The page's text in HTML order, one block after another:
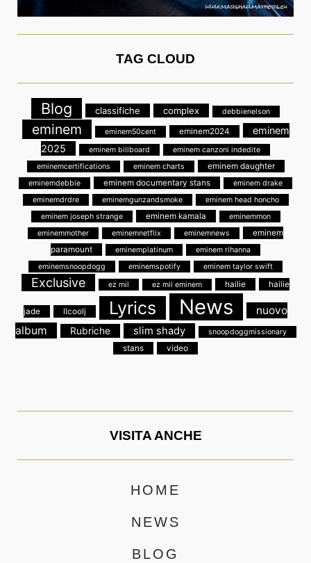
TAG CLOUD
Blog classifiche complex debbienelson
eminem eminem50cent eminem2024
eminem
2025
eminem billboard
eminem canzoni indedite
eminemcertifications
eminem charts eminem daughter
eminemdebbie eminem documentary stans
eminem drake
eminemdrdre
eminemgunzandsmoke
eminem head honcho
eminem joseph strange
eminem kamala
eminemmon
eminemmother
eminemnetflix eminemnews
eminem
paramount
eminemplatinum
eminem rihanna
eminemsnoopdogg
eminemspotify eminem taylor swift
Exclusive ez mil ez mil eminem hailie hailie
jade llcoolj Lyrics News
nuovo
album
Rubriche slim shady snoopdoggmissionary
stans video
VISITA ANCHE
HOME
NEWS
BLOG